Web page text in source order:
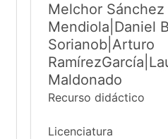
Melchor Sánchez
Mendiola|Daniel
Sorianob|Arturo
Maldonado
Recurso didáctico
Licenciatura